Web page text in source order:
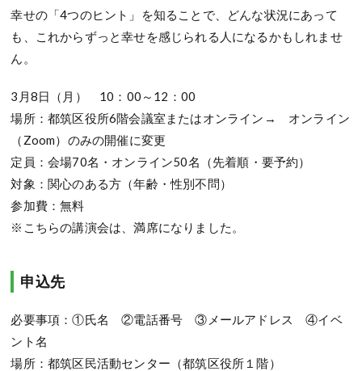
幸せの「4つのヒント」を知ることで、どんな状況にあって
も、これからずっと幸せを感じられる人になるかもしれませ
ん。
3月8日（月） 10：00～12：00
場所：都筑区役所6階会議室またはオンライン→ オンライン
（Zoom）のみの開催に変更
定員：会場70名・オンライン50名（先着順・要予約）
対象：関心のある方（年齢・性別不問）
参加費：無料
※こちらの講演会は、満席になりました。
申込先
必要事項：①氏名 ②電話番号 ③メールアドレス ④イベ
ント名
場所：都筑区民活動センター（都筑区役所１階）